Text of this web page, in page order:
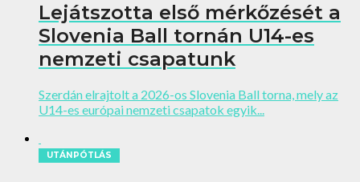
Lejátszotta első mérkőzését a
Slovenia Ball tornán U14-es
nemzeti csapatunk
Szerdán elrajtolt a 2026-os Slovenia Ball torna, mely az
U14-es európai nemzeti csapatok egyik...
UTÁNPÓTLÁS